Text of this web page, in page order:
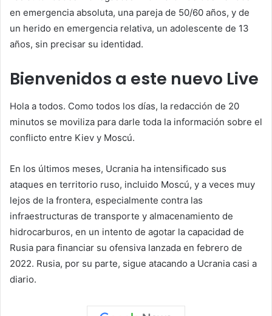
en emergencia absoluta, una pareja de 50/60 años, y de
un herido en emergencia relativa, un adolescente de 13
años, sin precisar su identidad.
Bienvenidos a este nuevo Live
Hola a todos. Como todos los días, la redacción de 20
minutos se moviliza para darle toda la información sobre el
conflicto entre Kiev y Moscú.
En los últimos meses, Ucrania ha intensificado sus
ataques en territorio ruso, incluido Moscú, y a veces muy
lejos de la frontera, especialmente contra las
infraestructuras de transporte y almacenamiento de
hidrocarburos, en un intento de agotar la capacidad de
Rusia para financiar su ofensiva lanzada en febrero de
2022. Rusia, por su parte, sigue atacando a Ucrania casi a
diario.